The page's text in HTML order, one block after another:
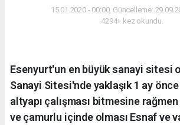
15.01.2020 - 00:00, Güncelleme:
4294+ kez okundu.
Esenyurt'un en büyük sanayi sitesi
Sanayi Sitesi'nde yaklaşık 1 ay
altyapı çalışması bitmesine
ve çamurlu içinde olması Esnaf ve